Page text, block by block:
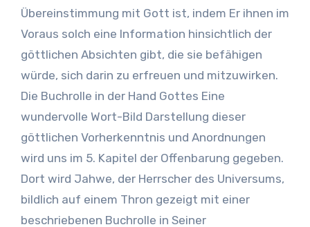
Tatsache, daß die Erstgeborenen Israels
jener Nacht an ihnen vorüberging. Und genauso
Kinder der Israeliten nicht in Gefahr. Daher
wurde an den letzteren nicht vorbeigegangen.
Sie waren jedoch sicherlich an dem
Erstgeburten interessiert, nicht nur wegen ihrer
Übereinstimmung mit Gott ist, indem Er ihnen im
Voraus solch eine Information hinsichtlich der
göttlichen Absichten gibt, die sie befähigen
würde, sich darin zu erfreuen und mitzuwirken.
Die Buchrolle in der Hand Gottes Eine
wundervolle Wort-Bild Darstellung dieser
göttlichen Vorherkenntnis und Anordnungen
wird uns im 5. Kapitel der Offenbarung gegeben.
Dort wird Jahwe, der Herrscher des Universums,
bildlich auf einem Thron gezeigt mit einer
beschriebenen Buchrolle in Seiner